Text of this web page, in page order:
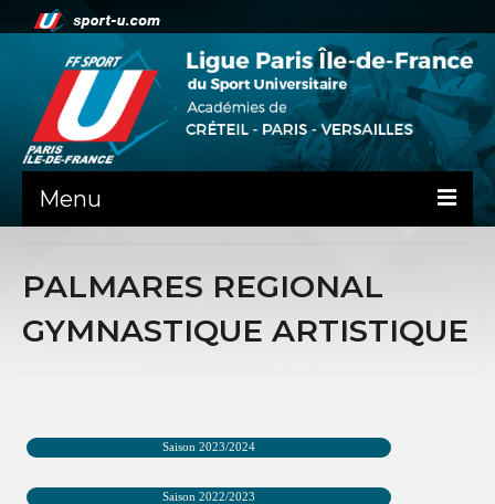
Menu
LA LIFSU
SPORTS IND
COMMUNICATION
PALMARES REGIONAL
GYMNASTIQUE ARTISTIQUE
Saison 2023/2024
Saison 2022/2023